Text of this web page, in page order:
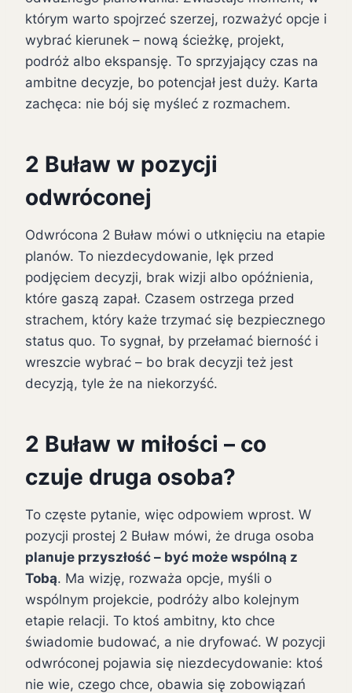
którym warto spojrzeć szerzej, rozważyć opcje i
wybrać kierunek – nową ścieżkę, projekt,
podróż albo ekspansję. To sprzyjający czas na
ambitne decyzje, bo potencjał jest duży. Karta
zachęca: nie bój się myśleć z rozmachem.
2 Buław w pozycji
odwróconej
Odwrócona 2 Buław mówi o utknięciu na etapie
planów. To niezdecydowanie, lęk przed
podjęciem decyzji, brak wizji albo opóźnienia,
które gaszą zapał. Czasem ostrzega przed
strachem, który każe trzymać się bezpiecznego
status quo. To sygnał, by przełamać bierność i
wreszcie wybrać – bo brak decyzji też jest
decyzją, tyle że na niekorzyść.
2 Buław w miłości – co
czuje druga osoba?
To częste pytanie, więc odpowiem wprost. W
pozycji prostej 2 Buław mówi, że druga osoba
planuje przyszłość – być może wspólną z
Tobą. Ma wizję, rozważa opcje, myśli o
wspólnym projekcie, podróży albo kolejnym
etapie relacji. To ktoś ambitny, kto chce
świadomie budować, a nie dryfować. W pozycji
odwróconej pojawia się niezdecydowanie: ktoś
nie wie, czego chce, obawia się zobowiązań